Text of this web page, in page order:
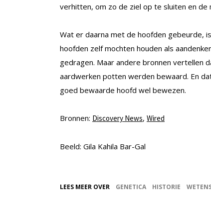
verhitten, om zo de ziel op te sluiten en de
Wat er daarna met de hoofden gebeurde,
hoofden zelf mochten houden als
gedragen. Maar andere bronnen vertellen
aardwerken potten werden bewaard. En
goed bewaarde hoofd wel bewezen.
Bronnen: Discovery News, Wired
Beeld: Gila Kahila Bar-Gal
LEES MEER OVER GENETICA HISTORIE